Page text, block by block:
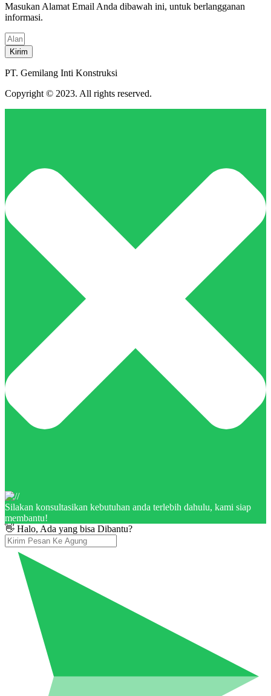
Masukan Alamat Email Anda dibawah ini, untuk berlangganan
informasi.
Kirim
PT. Gemilang Inti Konstruksi
Copyright © 2023. All rights reserved.
Silakan konsultasikan kebutuhan anda terlebih dahulu, kami siap
membantu!
👋 Halo, Ada yang bisa Dibantu?